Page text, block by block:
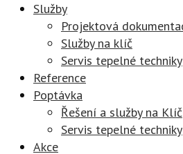
Služby
Projektová
Služby na klíč
Servis tepelné techniky
Reference
Poptávka
Řešení a služby na Klíč
Servis tepelné techniky
Akce